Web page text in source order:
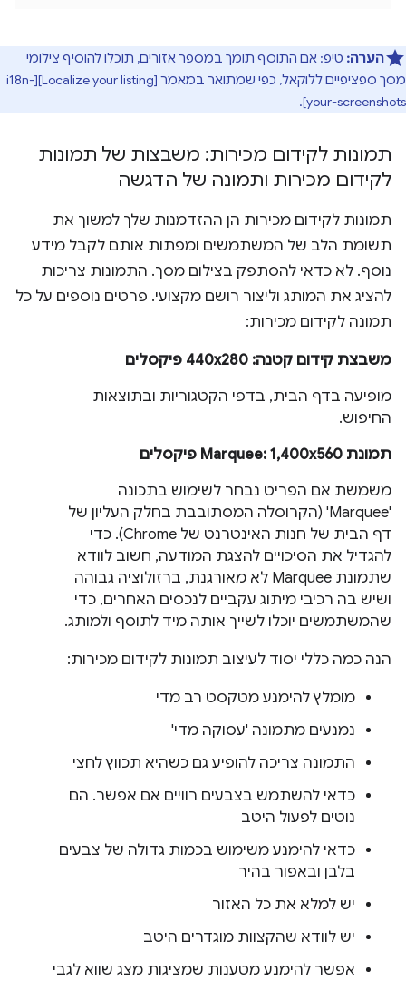
הערה: טיפ: אם התוסף תומך במספר אזורים, תוכלו להוסיף צילומי
מסך ספציפיים ללוקאל, כפי שמתואר במאמר [Localize your listing][i18n-
your-screenshots].
תמונות לקידום מכירות: משבצות של תמונות
לקידום מכירות ותמונה של הדגשה
תמונות לקידום מכירות הן ההזדמנות שלך למשוך את
תשומת הלב של המשתמשים ומפתות אותם לקבל מידע
נוסף. לא כדאי להסתפק בצילום מסך. התמונות צריכות
להציג את המותג וליצור רושם מקצועי. פרטים נוספים על כל
תמונה לקידום מכירות:
משבצת קידום קטנה: 440x280 פיקסלים
מופיעה בדף הבית, בדפי הקטגוריות ובתוצאות
החיפוש.
תמונת Marquee: 1,400x560 פיקסלים
משמשת אם הפריט נבחר לשימוש בתכונה
'Marquee' (הקרוסלה המסתובבת בחלק העליון של
דף הבית של חנות האינטרנט של Chrome). כדי
להגדיל את הסיכויים להצגת המודעה, חשוב לוודא
שתמונת Marquee לא מאורגנת, ברזולוציה גבוהה
ושיש בה רכיבי מיתוג עקביים לנכסים האחרים, כדי
שהמשתמשים יוכלו לשייך אותה מיד לתוסף ולמותג.
הנה כמה כללי יסוד לעיצוב תמונות לקידום מכירות:
מומלץ להימנע מטקסט רב מדי
נמנעים מתמונה 'עסוקה מדי'
התמונה צריכה להופיע גם כשהיא תכווץ לחצי
כדאי להשתמש בצבעים רוויים אם אפשר. הם
נוטים לפעול היטב
כדאי להימנע משימוש בכמות גדולה של צבעים
בלבן ובאפור בהיר
יש למלא את כל האזור
יש לוודא שהקצוות מוגדרים היטב
אפשר להימנע מטענות שמציגות מצג שווא לגבי